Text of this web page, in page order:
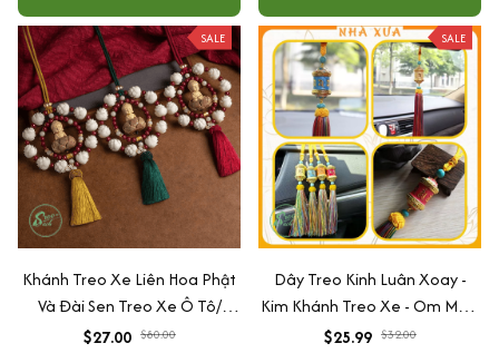
SALE
Khánh Treo Xe Liên Hoa Phật
Và Đài Sen Treo Xe Ô Tô/
Trang Trí Nội Thất Xe Hơi - Vạn
$27.00 $80.00
SALE
Dây Treo Kinh Luân Xoay -
Kim Khánh Treo Xe - Om Mani
Padme Hum
$25.99 $32.00